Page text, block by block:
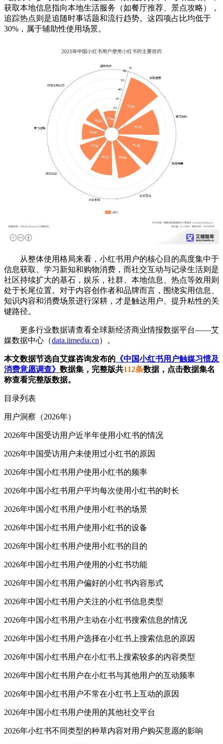
获取本地信息指向本地生活服务（如餐厅推荐、景点攻略），
追踪热点则是追随时事话题和流行趋势。这四项占比均低于
30%，属于辅助性使用场景。
从整体使用格局来看，小红书用户的核心目的高度集中于
信息获取、学习新知和购物消费，而社交互动与记录生活则是
社区持续扩大的基石，娱乐，社群、本地信息、热点等效用则
处于长尾位置。对于内容创作者和品牌而言，围绕实用信息、
知识内容和消费场景进行深耕，才是触达用户、提升粘性的关
键路径。
更多行业数据请查看全球新经济商业情报数据平台——艾
媒数据中心（data.iimedia.cn）。
本文数据节选自艾媒咨询发布的 《中国小红书用户触媒习惯及
消费意愿调查》 数据集，完整版共112条数据，点击数据集名
称查看完整版数据。
目录列表
用户洞察（2026年）
2026年中国受访用户近半年使用小红书的情况
2026年中国受访用户未使用过小红书的原因
2026年中国小红书用户使用小红书的频率
2026年中国小红书用户平均每次使用小红书的时长
2026年中国小红书用户使用小红书的场景
2026年中国小红书用户使用小红书的设备
2026年中国小红书用户使用小红书的目的
2026年中国小红书用户使用的小红书功能
2026年中国小红书用户偏好的小红书内容形式
2026年中国小红书用户关注的小红书信息类型
2026年中国小红书用户主动在小红书搜索信息的情况
2026年中国小红书用户选择在小红书上搜索信息的原因
2026年中国小红书用户在小红书上搜索较多的内容类型
2026年中国小红书用户在小红书与其他用户的互动频率
2026年中国小红书用户不常在小红书上互动的原因
2026年中国小红书用户使用的其他社交平台
2026年小红书不同类型的种草内容对用户购买意愿的影响